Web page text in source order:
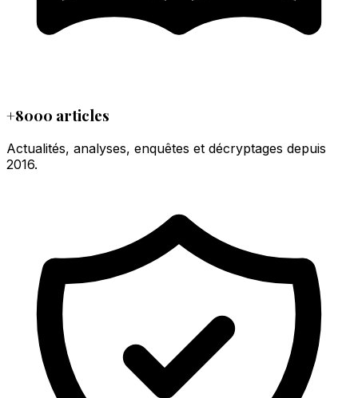
+8000 articles
Actualités, analyses, enquêtes et décryptages depuis
2016.